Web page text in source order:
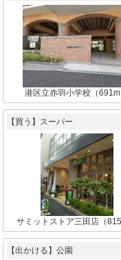
港区立赤羽小学校（691m
【買う】スーパー
サミットストア三田店（
【出かける】公園